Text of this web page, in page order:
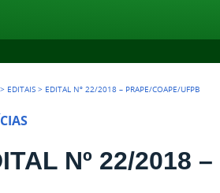
> EDITAIS > EDITAL Nº 22/2018 – PRAPE/COAPE/UFPB
Nº 22/2018